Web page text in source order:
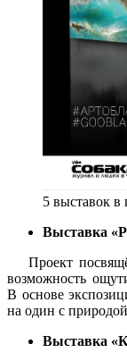
5 выставок в
Выставка
Проект
возможность
В основе
на один с
Выставка